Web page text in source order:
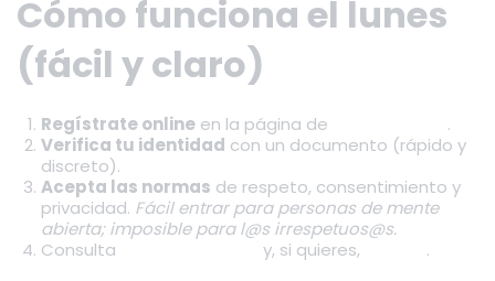
Cómo funciona el lunes
(fácil y claro)
Regístrate online en la página de
.
Verifica tu identidad con un documento (rápido y
discreto).
Acepta las normas de respeto, consentimiento y
privacidad. Fácil entrar para personas de mente
abierta; imposible para l@s irrespetuos@s.
Consulta
y, si quieres,
.